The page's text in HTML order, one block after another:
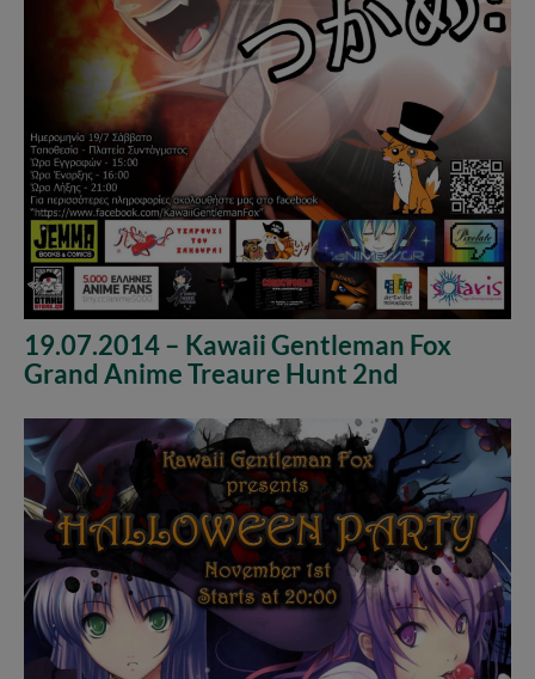
19.07.2014 – Kawaii Gentleman Fox
Grand Anime Treaure Hunt 2nd